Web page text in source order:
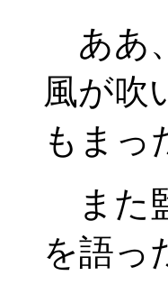
ああ
風が吹
もまっ
また
を語っ